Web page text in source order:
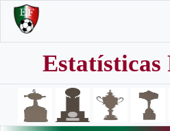
Estatísticas